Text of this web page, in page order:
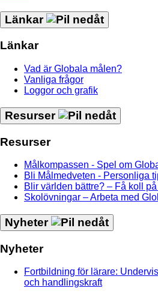
Länkar
Länkar
Vad är Globala målen?
Vanliga frågor
Loggor och grafik
Resurser
Resurser
Målkompassen - Spel om
Bli Målmedveten - Personliga
Blir världen bättre? – Få koll
Skolövningar – Arbeta med
Nyheter
Nyheter
Fortbildning för lärare:
och handlingskraft